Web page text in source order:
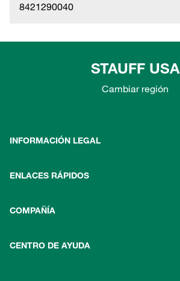
8421290040
STAUFF USA
Cambiar región
INFORMACIÓN LEGAL
ENLACES RÁPIDOS
COMPAÑÍA
CENTRO DE AYUDA